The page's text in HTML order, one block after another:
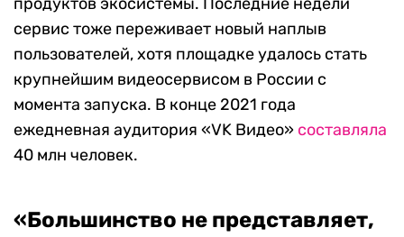
сервис тоже переживает новый наплыв
пользователей, хотя площадке удалось стать
крупнейшим видеосервисом в России с
момента запуска. В конце 2021 года
ежедневная аудитория «VK Видео» составляла
40 млн человек.
«Большинство не представляет,